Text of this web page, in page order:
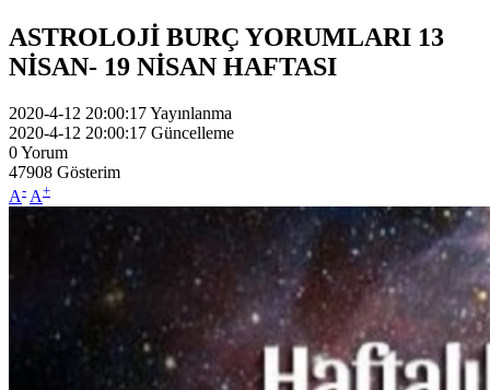
ASTROLOJİ BURÇ YORUMLARI 13
NİSAN- 19 NİSAN HAFTASI
2020-4-12 20:00:17Yayınlanma
2020-4-12 20:00:17 Güncelleme
0Yorum
47908 Gösterim
A- A+